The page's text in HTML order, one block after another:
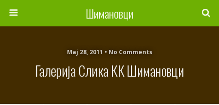
Шимановци
Мај 28, 2011 • No Comments
Галерија Слика КК Шимановци